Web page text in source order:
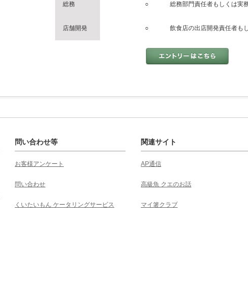
総務 ○ 総務部門責任者もしくは実
店舗開発 ○ 飲食店の出店開発責任者も
問い合わせ等
お客様アンケート
問い合わせ
くいたいもん ケータリングサービス
関連サイト
AP通信
高級魚 クエのお話
マイ箸クラブ